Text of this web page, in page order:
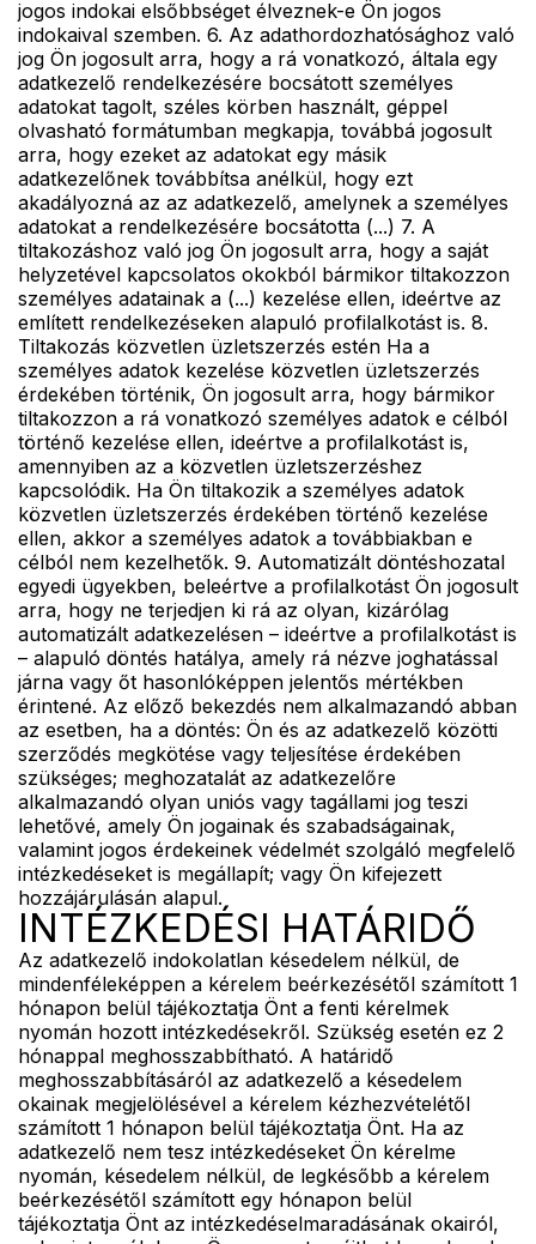
jogos indokai elsőbbséget élveznek-e Ön jogos
indokaival szemben. 6. Az adathordozhatósághoz való
jog Ön jogosult arra, hogy a rá vonatkozó, általa egy
adatkezelő rendelkezésére bocsátott személyes
adatokat tagolt, széles körben használt, géppel
olvasható formátumban megkapja, továbbá jogosult
arra, hogy ezeket az adatokat egy másik
adatkezelőnek továbbítsa anélkül, hogy ezt
akadályozná az az adatkezelő, amelynek a személyes
adatokat a rendelkezésére bocsátotta (...) 7. A
tiltakozáshoz való jog Ön jogosult arra, hogy a saját
helyzetével kapcsolatos okokból bármikor tiltakozzon
személyes adatainak a (...) kezelése ellen, ideértve az
említett rendelkezéseken alapuló profilalkotást is. 8.
Tiltakozás közvetlen üzletszerzés estén Ha a
személyes adatok kezelése közvetlen üzletszerzés
érdekében történik, Ön jogosult arra, hogy bármikor
tiltakozzon a rá vonatkozó személyes adatok e célból
történő kezelése ellen, ideértve a profilalkotást is,
amennyiben az a közvetlen üzletszerzéshez
kapcsolódik. Ha Ön tiltakozik a személyes adatok
közvetlen üzletszerzés érdekében történő kezelése
ellen, akkor a személyes adatok a továbbiakban e
célból nem kezelhetők. 9. Automatizált döntéshozatal
egyedi ügyekben, beleértve a profilalkotást Ön jogosult
arra, hogy ne terjedjen ki rá az olyan, kizárólag
automatizált adatkezelésen – ideértve a profilalkotást is
– alapuló döntés hatálya, amely rá nézve joghatással
járna vagy őt hasonlóképpen jelentős mértékben
érintené. Az előző bekezdés nem alkalmazandó abban
az esetben, ha a döntés: Ön és az adatkezelő közötti
szerződés megkötése vagy teljesítése érdekében
szükséges; meghozatalát az adatkezelőre
alkalmazandó olyan uniós vagy tagállami jog teszi
lehetővé, amely Ön jogainak és szabadságainak,
valamint jogos érdekeinek védelmét szolgáló megfelelő
intézkedéseket is megállapít; vagy Ön kifejezett
hozzájárulásán alapul.
INTÉZKEDÉSI HATÁRIDŐ
Az adatkezelő indokolatlan késedelem nélkül, de
mindenféleképpen a kérelem beérkezésétől számított 1
hónapon belül tájékoztatja Önt a fenti kérelmek
nyomán hozott intézkedésekről. Szükség esetén ez 2
hónappal meghosszabbítható. A határidő
meghosszabbításáról az adatkezelő a késedelem
okainak megjelölésével a kérelem kézhezvételétől
számított 1 hónapon belül tájékoztatja Önt. Ha az
adatkezelő nem tesz intézkedéseket Ön kérelme
nyomán, késedelem nélkül, de legkésőbb a kérelem
beérkezésétől számított egy hónapon belül
tájékoztatja Önt az intézkedéselmaradásának okairól,